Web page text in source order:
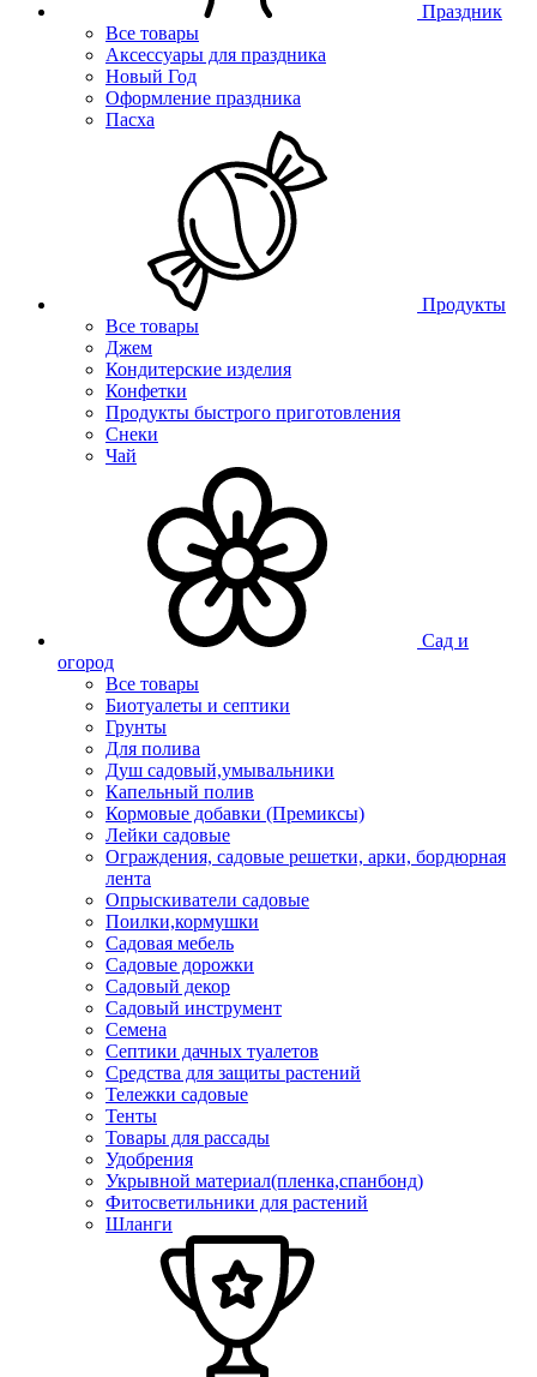
Праздник
Все товары
Аксессуары для праздника
Новый Год
Оформление праздника
Пасха
Продукты
Все товары
Джем
Кондитерские изделия
Конфетки
Продукты быстрого приготовления
Снеки
Чай
Сад и
огород
Все товары
Биотуалеты и септики
Грунты
Для полива
Душ садовый,умывальники
Капельный полив
Кормовые добавки (Премиксы)
Лейки садовые
Ограждения, садовые решетки, арки, бордюрная
лента
Опрыскиватели садовые
Поилки,кормушки
Садовая мебель
Садовые дорожки
Садовый декор
Садовый инструмент
Семена
Септики дачных туалетов
Средства для защиты растений
Тележки садовые
Тенты
Товары для рассады
Удобрения
Укрывной материал(пленка,спанбонд)
Фитосветильники для растений
Шланги